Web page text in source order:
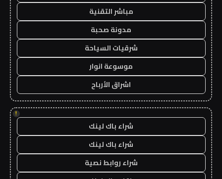
مباشر التقنية
مدونة صحبة
شرقيات السياحة
موسوعة انوار
اشراق الأرباح
!
شراء باك لينك
شراء باك لينك
شراء روابط نصية